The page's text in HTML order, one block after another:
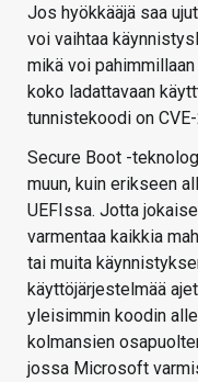
Jos hyökkääjä saa
voi vaihtaa
mikä voi
koko ladattavaan
tunnistekoodi on
Secure Boot -
muun, kuin erikseen
UEFIssa. Jotta
varmentaa kaikkia
tai muita
käyttöjärjestelmää
yleisimmin koodin
kolmansien
jossa Microsoft